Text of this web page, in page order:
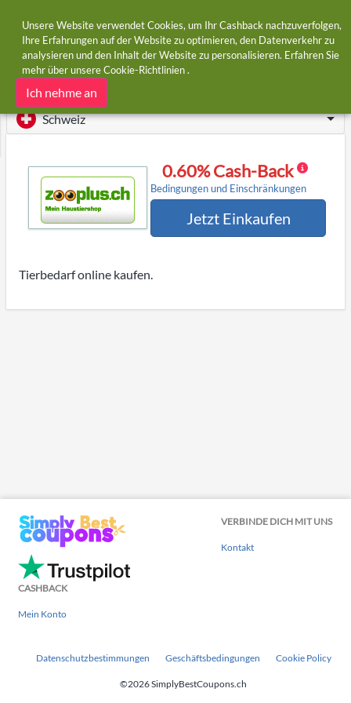
Startseite Shops Zooplus
Zooplus Cashback und Gutscheincodes
Schweiz
0.60% Cash-Back
Bedingungen und Einschränkungen
Jetzt Einkaufen
Tierbedarf online kaufen.
VERBINDE DICH MIT UNS
Kontakt
CASHBACK
Mein Konto
Datenschutzbestimmungen Geschäftsbedingungen Cookie Policy
©2026 SimplyBestCoupons.ch
Unsere Website verwendet Cookies, um Ihr Cashback nachzuverfolgen,
Ihre Erfahrungen auf der Website zu optimieren, den Datenverkehr zu
analysieren und den Inhalt der Website zu personalisieren. Erfahren Sie
mehr über unsereCookie-Richtlinien.
Ich nehme an